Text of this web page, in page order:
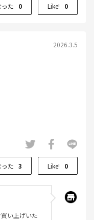
た 0 Like! 0
2026.3.5
た 3 Like! 0
い上げいた